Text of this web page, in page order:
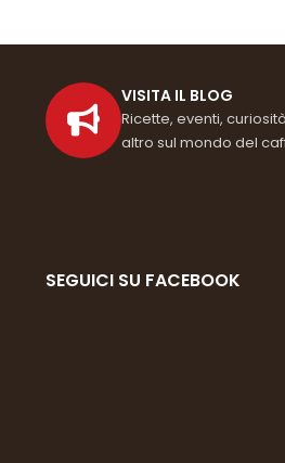
VISITA IL BLOG
Ricette, eventi,
altro sul mondo del
SEGUICI SU FACEBOOK